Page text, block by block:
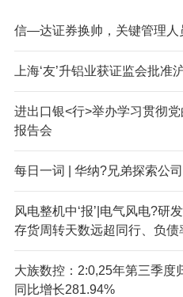
信—达证券换帅，关键管理人
上海‘友’升铝业获证监会批准
进出口银<行>举办学习贯彻
报告会
每日一词 | 华纳?兄弟探索公
风电整机中‘报’|电气风电?研
存货周转天数远超同行、负债
大族数控：2:0,25年第三季度
同比增长281.94%